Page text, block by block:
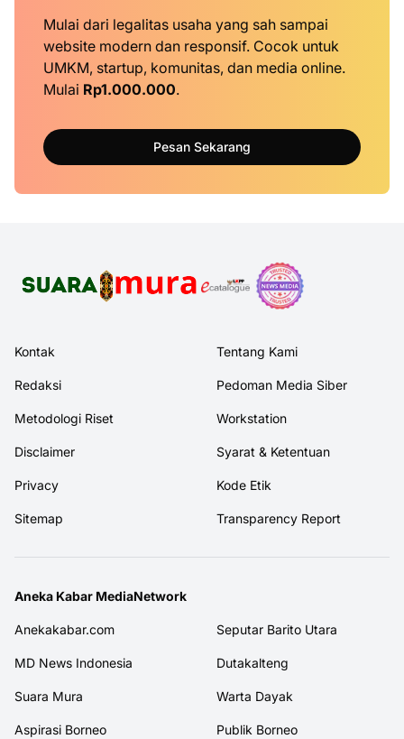
Mulai dari legalitas usaha yang sah sampai
website modern dan responsif. Cocok untuk
UMKM, startup, komunitas, dan media online.
Mulai Rp1.000.000.
Pesan Sekarang
Kontak Tentang Kami
Redaksi Pedoman Media Siber
Metodologi Riset Workstation
Disclaimer Syarat & Ketentuan
Privacy Kode Etik
Sitemap Transparency Report
Aneka Kabar MediaNetwork
Anekakabar.com Seputar Barito Utara
MD News Indonesia Dutakalteng
Suara Mura Warta Dayak
Aspirasi Borneo Publik Borneo